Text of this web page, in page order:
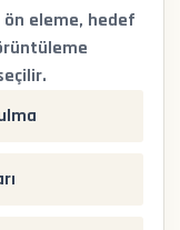
ön eleme, hedef